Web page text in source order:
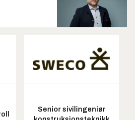
Senior sivilingeniør